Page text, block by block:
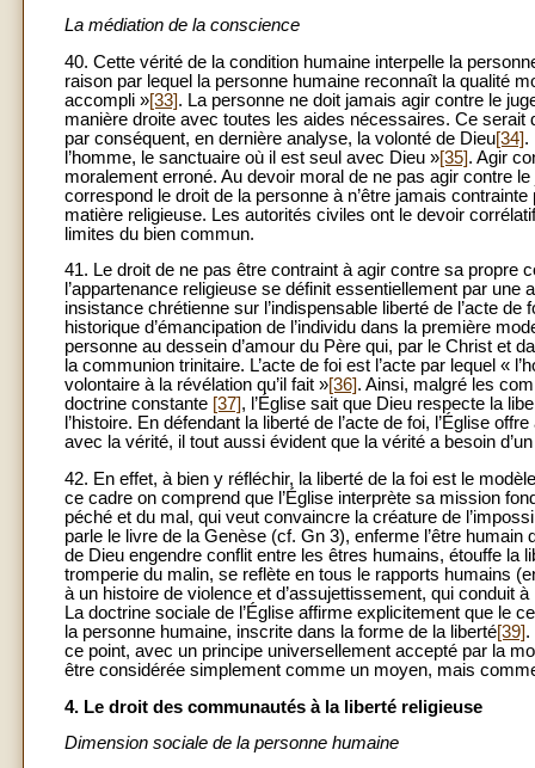
La médiation de la conscience
40. Cette vérité de la condition humaine interpelle la
raison par lequel la personne humaine reconnaît la qualité
accompli »[33]. La personne ne doit jamais agir contre le
manière droite avec toutes les aides nécessaires. Ce serait
par conséquent, en dernière analyse, la volonté de Dieu[34].
l’homme, le sanctuaire où il est seul avec Dieu »[35]. Agir
moralement erroné. Au devoir moral de ne pas agir contre
correspond le droit de la personne à n’être jamais
matière religieuse. Les autorités civiles ont le devoir
limites du bien commun.
41. Le droit de ne pas être contraint à agir contre sa propre
l’appartenance religieuse se définit essentiellement par
insistance chrétienne sur l’indispensable liberté de l’acte
historique d’émancipation de l’individu dans la première
personne au dessein d’amour du Père qui, par le Christ et
la communion trinitaire. L’acte de foi est l’acte par lequel «
volontaire à la révélation qu’il fait »[36]. Ainsi, malgré les
doctrine constante [37], l’Église sait que Dieu respecte la
l’histoire. En défendant la liberté de l’acte de foi, l’Église
avec la vérité, il tout aussi évident que la vérité a besoin
42. En effet, à bien y réfléchir, la liberté de la foi est le
ce cadre on comprend que l’Église interprète sa mission
péché et du mal, qui veut convaincre la créature de
parle le livre de la Genèse (cf. Gn 3), enferme l’être
de Dieu engendre conflit entre les êtres humains, étouffe la
tromperie du malin, se reflète en tous le rapports humains
à un histoire de violence et d’assujettissement, qui conduit
La doctrine sociale de l’Église affirme explicitement que le
la personne humaine, inscrite dans la forme de la liberté[39].
ce point, avec un principe universellement accepté par la
être considérée simplement comme un moyen, mais
4. Le droit des communautés à la liberté religieuse
Dimension sociale de la personne humaine